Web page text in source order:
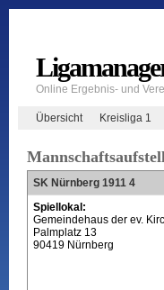
Online Ergebnis- und
Übersicht Kreisliga 1
SK Nürnberg 1911 4
Spiellokal:
Gemeindehaus der ev.
Palmplatz 13
90419 Nürnberg